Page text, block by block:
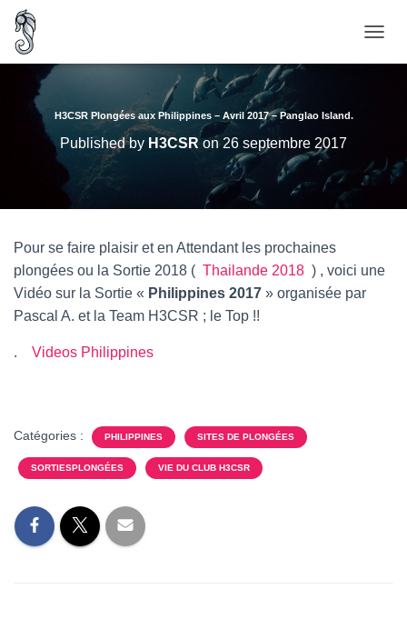
U
F
L
H3CSR Plongées aux Philippines – Avril 2017 – Panglao Island.
Published by H3CSR on 26 septembre 2017
Pour se faire plaisir et en Attendant les prochaines
plongées ou la Sortie 2018 ( Thailande 2018 ) , voici une
Vidéo sur la Sortie « Philippines 2017 » organisée par
Pascal A. et la Team H3CSR ; le Top !!
. Videos Philippines
Catégories : PHILIPPINES SITES DE PLONGÉES
SORTIESPLONGÉES VIE DU CLUB H3CSR